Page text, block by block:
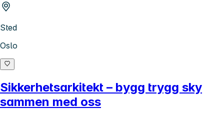
Sted
Oslo
Sikkerhetsarkitekt – bygg trygg sky
sammen med oss